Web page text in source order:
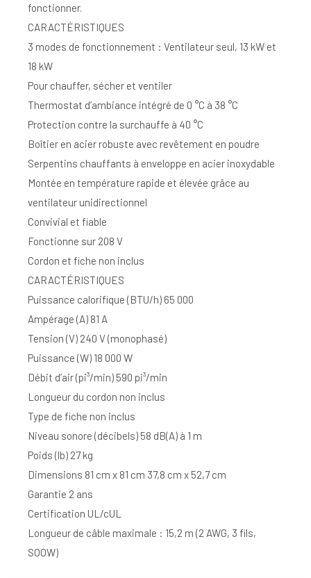
fonctionner.
CARACTÉRISTIQUES
3 modes de fonctionnement : Ventilateur seul, 13 kW et
18 kW
Pour chauffer, sécher et ventiler
Thermostat d’ambiance intégré de 0 °C à 38 °C
Protection contre la surchauffe à 40 °C
Boîtier en acier robuste avec revêtement en poudre
Serpentins chauffants à enveloppe en acier inoxydable
Montée en température rapide et élevée grâce au
ventilateur unidirectionnel
Convivial et fiable
Fonctionne sur 208 V
Cordon et fiche non inclus
CARACTÉRISTIQUES
Puissance calorifique (BTU/h) 65 000
Ampérage (A) 81 A
Tension (V) 240 V (monophasé)
Puissance (W) 18 000 W
Débit d’air (pi³/min) 590 pi³/min
Longueur du cordon non inclus
Type de fiche non inclus
Niveau sonore (décibels) 58 dB(A) à 1 m
Poids (lb) 27 kg
Dimensions 81 cm x 81 cm 37,8 cm x 52,7 cm
Garantie 2 ans
Certification UL/cUL
Longueur de câble maximale : 15,2 m (2 AWG, 3 fils,
SOOW)